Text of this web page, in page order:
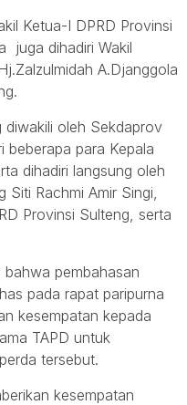
Ketua-I DPRD Provinsi
juga dihadiri Wakil
A.Djanggola
diwakili oleh Sekdaprov
beberapa para Kepala
dihadiri langsung oleh
Siti Rachmi Amir Singi,
Provinsi Sulteng, serta
bahwa pembahasan
pada rapat paripurna
kesempatan kepada
TAPD untuk
tersebut.
kesempatan